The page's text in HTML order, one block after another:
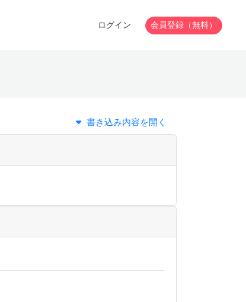
ログイン 会員登録（無料）
書き込み内容を開く